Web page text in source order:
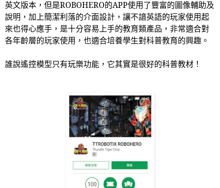
英文版本，但是ROBOHERO的APP使用了豐富的圖像輔助及
說明，加上簡潔利落的介面設計，讓不諳英語的玩家使用起
來也得心應手，是十分容易上手的教育類產品，非常適合對
各年齡層的玩家使用，也適合培養學生對科普教育的興趣。
誰說遙控模型只有玩樂功能，它其實是很好的科普教材！